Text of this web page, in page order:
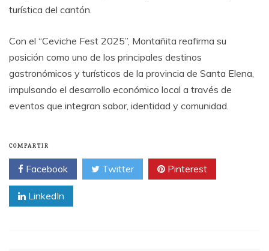
turística del cantón.
Con el “Ceviche Fest 2025”, Montañita reafirma su
posición como uno de los principales destinos
gastronómicos y turísticos de la provincia de Santa Elena,
impulsando el desarrollo económico local a través de
eventos que integran sabor, identidad y comunidad.
COMPARTIR
Facebook Twitter Pinterest
LinkedIn